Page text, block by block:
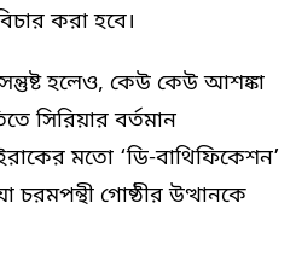
করা হবে।
হলেও, কেউ কেউ আশঙ্কা
সিরিয়ার বর্তমান
মতো ‘ডি-বাথিফিকেশন’
চরমপন্থী গোষ্ঠীর উত্থানকে